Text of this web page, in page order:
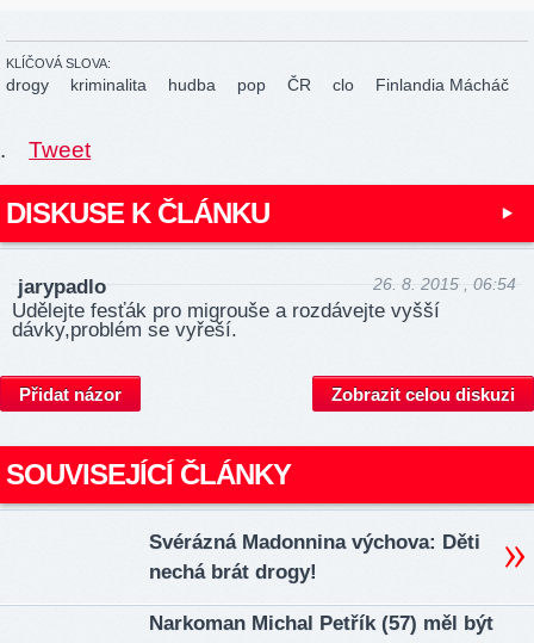
KLÍČOVÁ SLOVA:
drogy kriminalita hudba pop ČR clo Finlandia Mácháč
. Tweet
DISKUSE K ČLÁNKU
jarypadlo 26. 8. 2015 , 06:54
Udělejte fesťák pro migrouše a rozdávejte vyšší
dávky,problém se vyřeší.
Přidat názor Zobrazit celou diskuzi
SOUVISEJÍCÍ ČLÁNKY
Svérázná Madonnina výchova: Děti
nechá brát drogy!
Narkoman Michal Petřík (57) měl být